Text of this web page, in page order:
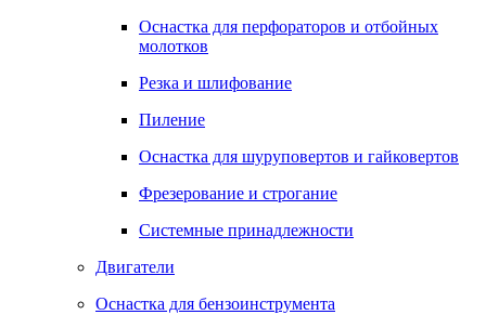
Оснастка для перфораторов и отбойных
молотков
Резка и шлифование
Пиление
Оснастка для шуруповертов и гайковертов
Фрезерование и строгание
Системные принадлежности
Двигатели
Оснастка для бензоинструмента